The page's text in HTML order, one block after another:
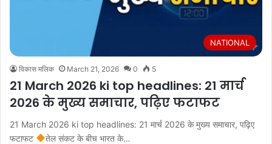
NATIONAL
विकास मलिक March 21, 2026 0 5
21 March 2026 ki top headlines: 21 मार्च
2026 के मुख्य समाचार, पढ़िए फटाफट
21 March 2026 ki top headlines: 21 मार्च 2026 के मुख्य समाचार, पढ़िए
फटाफट
तेल संकट के बीच भारत के…